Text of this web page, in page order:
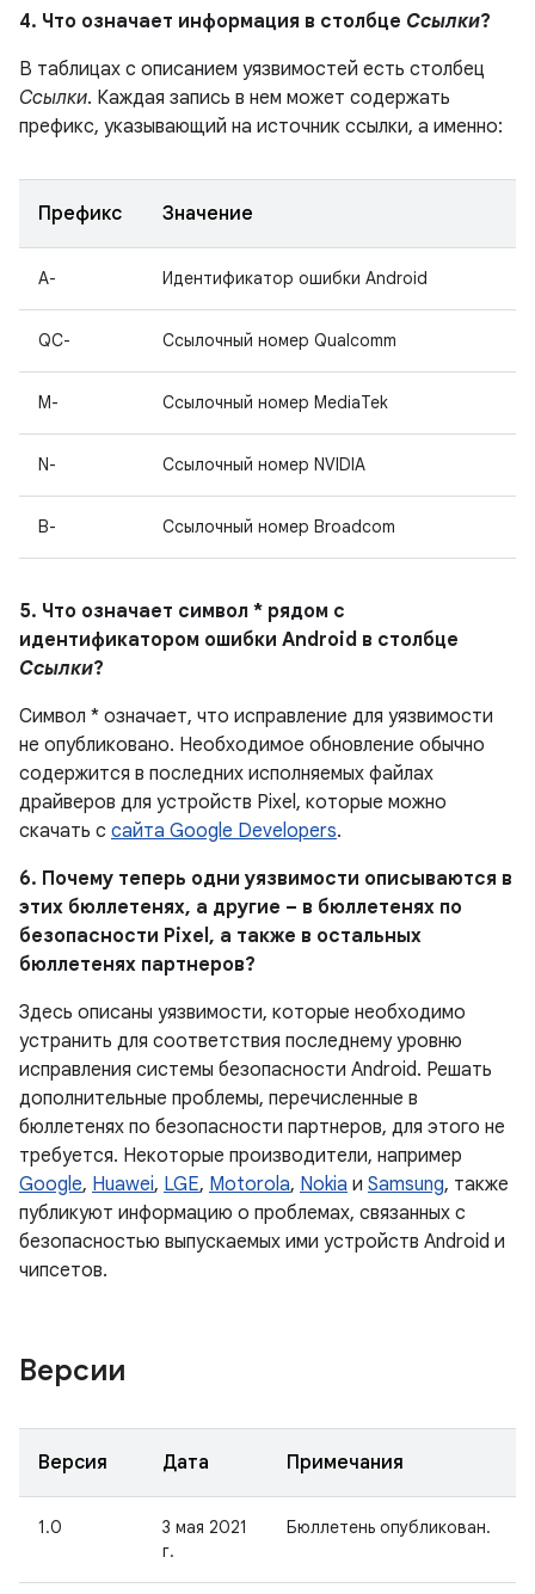
4. Что означает информация в столбце Ссылки?
В таблицах с описанием уязвимостей есть столбец
Ссылки. Каждая запись в нем может содержать
префикс, указывающий на источник ссылки, а именно:
Префикс Значение
A- Идентификатор ошибки Android
QC- Ссылочный номер Qualcomm
M- Ссылочный номер MediaTek
N- Ссылочный номер NVIDIA
B- Ссылочный номер Broadcom
5. Что означает символ * рядом с
идентификатором ошибки Android в столбце
Ссылки?
Символ * означает, что исправление для уязвимости
не опубликовано. Необходимое обновление обычно
содержится в последних исполняемых файлах
драйверов для устройств Pixel, которые можно
скачать с сайта Google Developers.
6. Почему теперь одни уязвимости описываются в
этих бюллетенях, а другие – в бюллетенях по
безопасности Pixel, а также в остальных
бюллетенях партнеров?
Здесь описаны уязвимости, которые необходимо
устранить для соответствия последнему уровню
исправления системы безопасности Android. Решать
дополнительные проблемы, перечисленные в
бюллетенях по безопасности партнеров, для этого не
требуется. Некоторые производители, например
Google, Huawei, LGE, Motorola, Nokia и Samsung, также
публикуют информацию о проблемах, связанных с
безопасностью выпускаемых ими устройств Android и
чипсетов.
Версии
Версия Дата Примечания
1.0
3 мая 2021
г.
Бюллетень опубликован.